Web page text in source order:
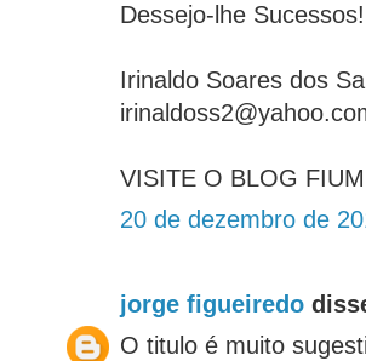
Dessejo-lhe
Irinaldo Soares dos
VISITE O BLOG
20 de dezembro de
jorge figueiredo
O titulo é muito